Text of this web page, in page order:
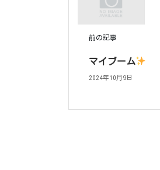
前の記事
マイブーム
2024年10月9日